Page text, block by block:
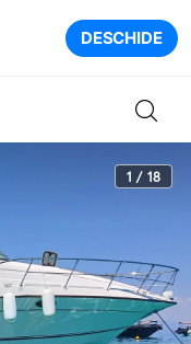
DESCHIDE
1 / 18